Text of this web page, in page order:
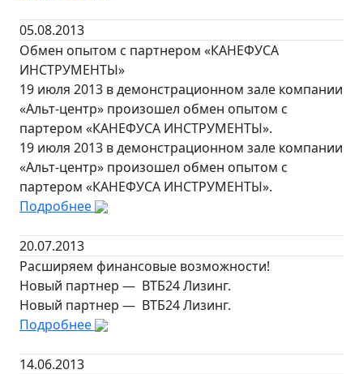
05.08.2013
Обмен опытом с партнером «КАНЕФУСА
ИНСТРУМЕНТЫ»
19 июля 2013 в демонстрационном зале компании
«Альт-центр» произошел обмен опытом с
партером «КАНЕФУСА ИНСТРУМЕНТЫ».
19 июля 2013 в демонстрационном зале компании
«Альт-центр» произошел обмен опытом с
партером «КАНЕФУСА ИНСТРУМЕНТЫ».
Подробнее
20.07.2013
Расширяем финансовые возможности!
Новый партнер — ВТБ24 Лизинг.
Новый партнер — ВТБ24 Лизинг.
Подробнее
14.06.2013